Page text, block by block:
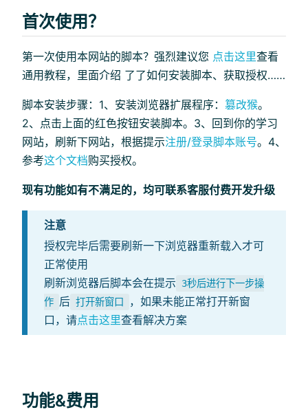
首次使用？
第一次使用本网站的脚本？强烈建议您 点击这里查看
通用教程，里面介绍 了了如何安装脚本、获取授权……
脚本安装步骤：1、安装浏览器扩展程序： 篡改猴。
2、点击上面的红色按钮安装脚本。3、回到你的学习
网站，刷新下网站，根据提示注册/登录脚本账号。4、
参考这个文档购买授权。
现有功能如有不满足的，均可联系客服付费开发升级
注意
授权完毕后需要刷新一下浏览器重新载入才可
正常使用
刷新浏览器后脚本会在提示
3秒后进行下一步操
作 后 打开新窗口
，如果未能正常打开新窗
口，请点击这里查看解决方案
功能&费用